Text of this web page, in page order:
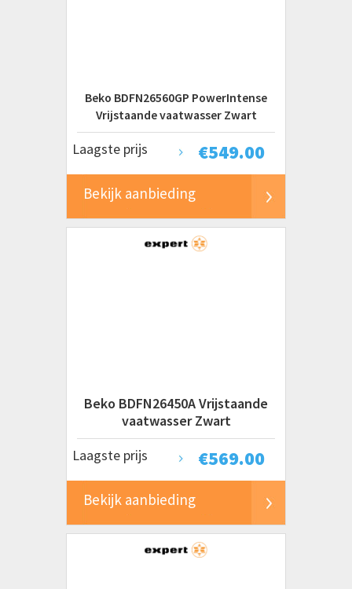
Beko BDFN26560GP PowerIntense
Vrijstaande vaatwasser Zwart
€549.00
Laagste prijs
Bekijk aanbieding
Beko BDFN26450A Vrijstaande
vaatwasser Zwart
€569.00
Laagste prijs
Bekijk aanbieding